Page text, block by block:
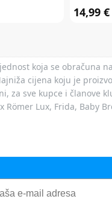
14,99 €
koja se obračuna
cijena koju je
za sve kupce i članove
Lux, Frida, Baby